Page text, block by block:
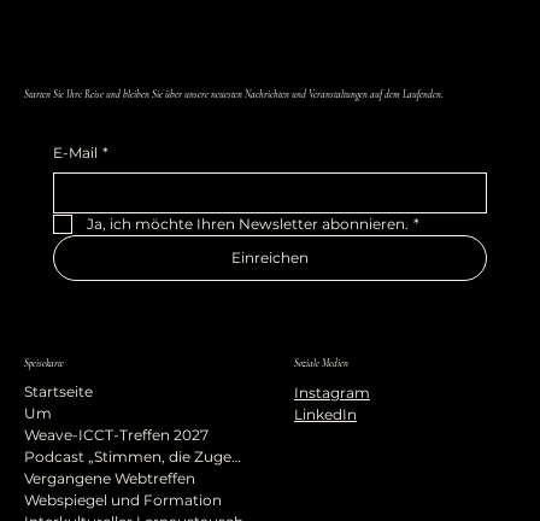
Starten Sie Ihre Reise und bleiben Sie über unsere neuesten Nachrichten und Veranstaltungen auf dem Laufenden.
E-Mail *
Ja, ich möchte Ihren Newsletter abonnieren. *
Einreichen
Speisekarte
Startseite
Um
Weave-ICCT-Treffen 2027
Podcast „Stimmen, die Zugehörigkeit prägen“
Vergangene Webtreffen
Webspiegel und Formation
Soziale Medien
Instagram
LinkedIn